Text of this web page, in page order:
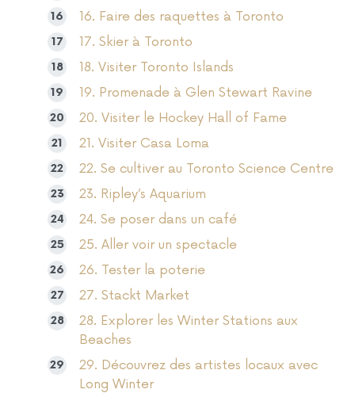
16. Faire des raquettes à Toronto
17. Skier à Toronto
18. Visiter Toronto Islands
19. Promenade à Glen Stewart Ravine
20. Visiter le Hockey Hall of Fame
21. Visiter Casa Loma
22. Se cultiver au Toronto Science Centre
23. Ripley’s Aquarium
24. Se poser dans un café
25. Aller voir un spectacle
26. Tester la poterie
27. Stackt Market
28. Explorer les Winter Stations aux
Beaches
29. Découvrez des artistes locaux avec
Long Winter